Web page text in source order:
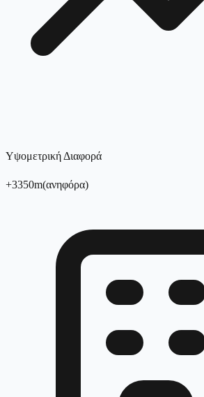
Υψομετρική Διαφορά
+3350m(ανηφόρα)